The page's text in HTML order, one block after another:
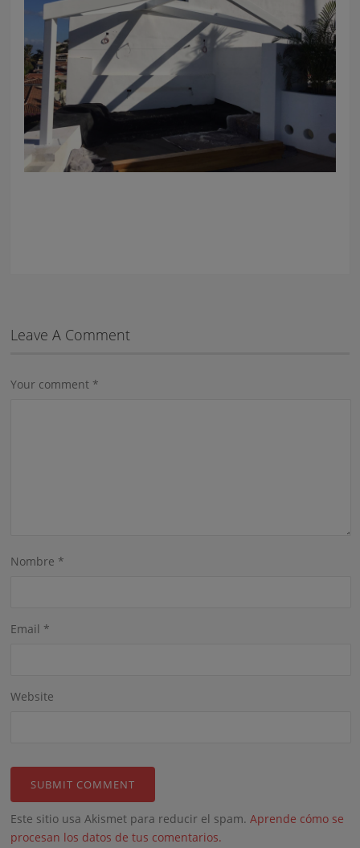
Leave A Comment
Your comment *
Nombre *
Email *
Website
Este sitio usa Akismet para reducir el spam.Aprende cómo se
procesan los datos de tus comentarios.